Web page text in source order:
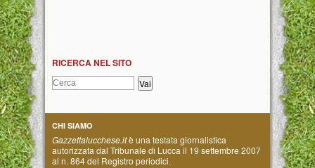
RICERCA NEL SITO
CHI SIAMO
Gazzettalucchese.itè una testata giornalistica
autorizzata dal Tribunale di Lucca il 19 settembre 2007
al n. 864 del Registro periodici.